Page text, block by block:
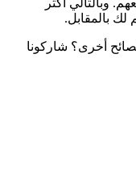
وبالتالي اكثر
بالمقابل.
أخرى؟ شاركونا